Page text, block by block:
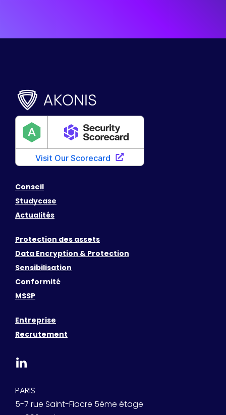
Conseil
Studycase
Actualités
Protection des assets
Data Encryption & Protection
Sensibilisation
Conformité
MSSP
Entreprise
Recrutement
PARIS
5-7 rue Saint-Fiacre 5ème étage